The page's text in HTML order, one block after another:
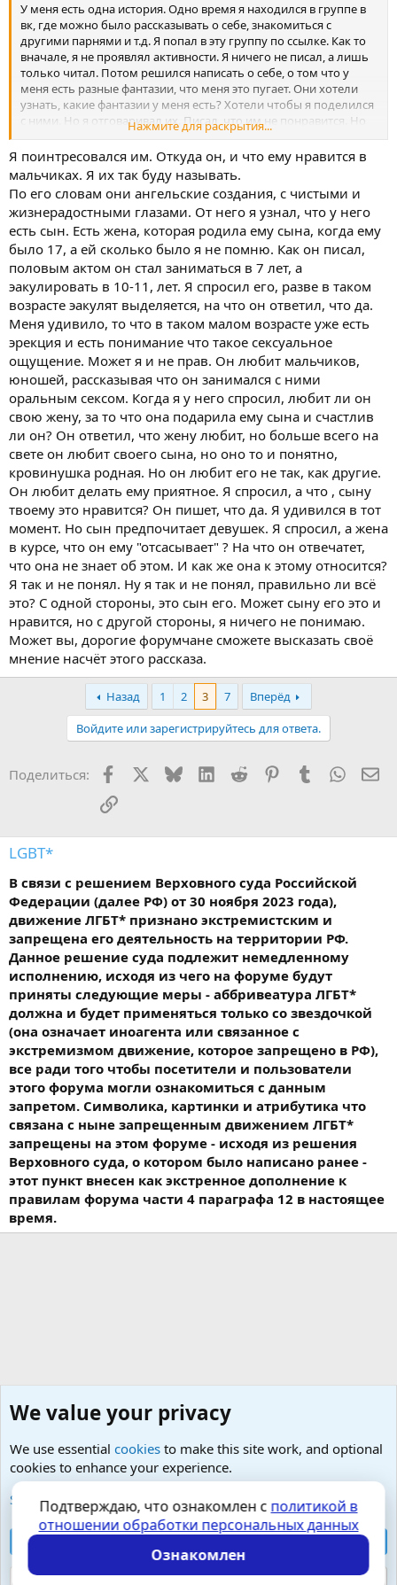
У меня есть одна история. Одно время я находился в группе в
вк, где можно было рассказывать о себе, знакомиться с
другими парнями и т.д. Я попал в эту группу по ссылке. Как то
вначале, я не проявлял активности. Я ничего не писал, а лишь
только читал. Потом решился написать о себе, о том что у
меня есть разные фантазии, что меня это пугает. Они хотели
узнать, какие фантазии у меня есть? Хотели чтобы я поделился
с ними. Но я отговаривал их. Писал, что им не понравится. Но
всё же они не угомонились и пришлось мне всё рассказать. Но
как рассказать, я им показал фото, с интернета. Там были фото
обнажённых парней лет 11, 12, и старше. Они отнеслись к этому
спокойно. Спросили у меня, нравятся ли они мне. Я ответил,
что мне нравится их тело, да и не только юношей но и
девушек. Мне нравится, красивое, стройное, правильной
формы тело. Как статуи Микеланджело к примеру. У меня нет
интереса вступить с ними в половой акт. Заняться с ним
оральным сексом. Позже, мне в личку написал мужчина лет 30.
Написал, то что ему такие фото нравятся. Хороший вкус.
Написал, что него есть архивы фото видео такого типажа.
Нажмите для раскрытия...
Я поинтресовался им. Откуда он, и что ему нравится в
мальчиках. Я их так буду называть.
По его словам они ангельские создания, с чистыми и
жизнерадостными глазами. От него я узнал, что у него
есть сын. Есть жена, которая родила ему сына, когда ему
было 17, а ей сколько было я не помню. Как он писал,
половым актом он стал заниматься в 7 лет, а
эакулировать в 10-11, лет. Я спросил его, разве в таком
возрасте эакулят выделяется, на что он ответил, что да.
Меня удивило, то что в таком малом возрасте уже есть
эрекция и есть понимание что такое сексуальное
ощущение. Может я и не прав. Он любит мальчиков,
юношей, рассказывая что он занимался с ними
оральным сексом. Когда я у него спросил, любит ли он
свою жену, за то что она подарила ему сына и счастлив
ли он? Он ответил, что жену любит, но больше всего на
свете он любит своего сына, но оно то и понятно,
кровинушка родная. Но он любит его не так, как другие.
Он любит делать ему приятное. Я спросил, а что , сыну
твоему это нравится? Он пишет, что да. Я удивился в тот
момент. Но сын предпочитает девушек. Я спросил, а жена
в курсе, что он ему "отсасывает" ? На что он отвечатет,
что она не знает об этом. И как же она к этому относится?
Я так и не понял. Ну я так и не понял, правильно ли всё
это? С одной стороны, это сын его. Может сыну его это и
нравится, но с другой стороны, я ничего не понимаю.
Может вы, дорогие форумчане сможете высказать своё
мнение насчёт этого рассказа.
Назад 1 2 3 7
Вперёд
Войдите или зарегистрируйтесь для ответа.
Поделиться: Facebook BlueskyLinkedIn
Reddit PinterestTumblr
Ссылка
LGBT*
В связи с решением Верховного суда Российской
Федерации (далее РФ) от 30 ноября 2023 года),
движение ЛГБТ* признано экстремистским и
запрещена его деятельность на территории РФ.
Данное решение суда подлежит немедленному
исполнению, исходя из чего на форуме будут
приняты следующие меры - аббривеатура ЛГБТ*
должна и будет применяться только со звездочкой
(она означает иноагента или связанное с
экстремизмом движение, которое запрещено в РФ),
все ради того чтобы посетители и пользователи
этого форума могли ознакомиться с данным
запретом. Символика, картинки и атрибутика что
связана с ныне запрещенным движением ЛГБТ*
запрещены на этом форуме - исходя из решения
Верховного суда, о котором было написано ранее -
этот пункт внесен как экстренное дополнение к
правилам форума части 4 параграфа 12 в настоящее
время.
Изучение, преодоление и лечение парафилий
Cookies
Russian (RU)
Условия и правила
Политика конфиденциальности
Помощь
S
We value your privacy
We use essential cookies to make this site work, and optional
cookies to enhance your experience.
See further information and configure your preferences
Reject optional cookies
Подтверждаю, что ознакомлен с политикой в
отношении обработки персональных данных
Ознакомлен